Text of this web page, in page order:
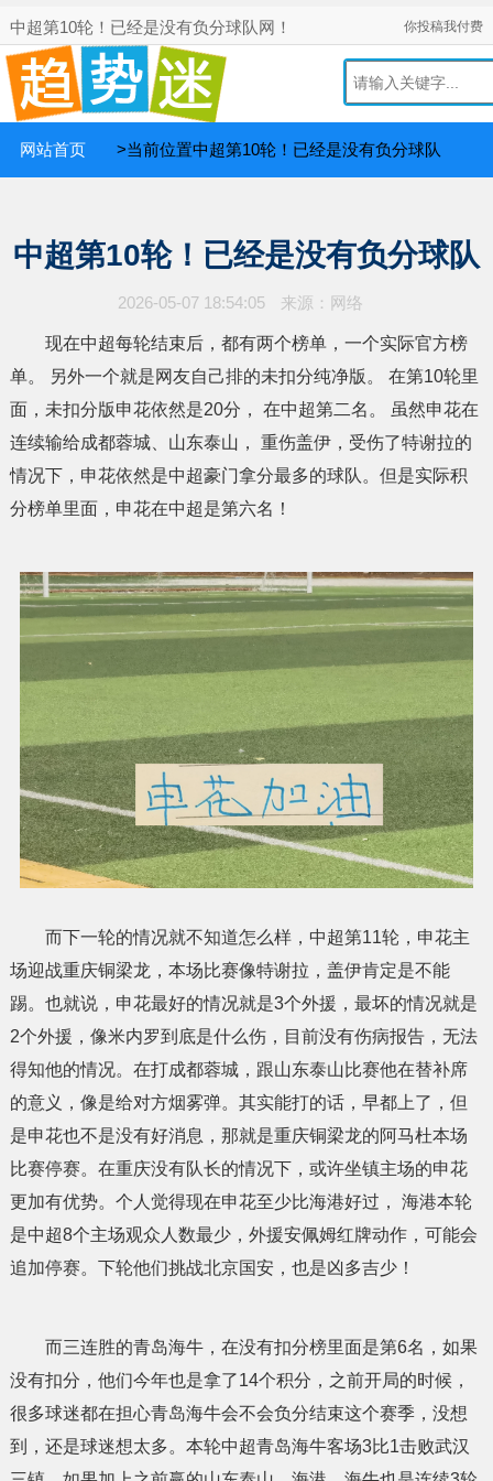
中超第10轮！已经是没有负分球队网！ 你投稿我付费
网站首页 >当前位置中超第10轮！已经是没有负分球队
中超第10轮！已经是没有负分球队
2026-05-07 18:54:05 来源：网络
现在中超每轮结束后，都有两个榜单，一个实际官方榜
单。 另外一个就是网友自己排的未扣分纯净版。 在第10轮里
面，未扣分版申花依然是20分， 在中超第二名。 虽然申花在
连续输给成都蓉城、山东泰山， 重伤盖伊，受伤了特谢拉的
情况下，申花依然是中超豪门拿分最多的球队。但是实际积
分榜单里面，申花在中超是第六名！
而下一轮的情况就不知道怎么样，中超第11轮，申花主
场迎战重庆铜梁龙，本场比赛像特谢拉，盖伊肯定是不能
踢。也就说，申花最好的情况就是3个外援，最坏的情况就是
2个外援，像米内罗到底是什么伤，目前没有伤病报告，无法
得知他的情况。在打成都蓉城，跟山东泰山比赛他在替补席
的意义，像是给对方烟雾弹。其实能打的话，早都上了，但
是申花也不是没有好消息，那就是重庆铜梁龙的阿马杜本场
比赛停赛。在重庆没有队长的情况下，或许坐镇主场的申花
更加有优势。个人觉得现在申花至少比海港好过， 海港本轮
是中超8个主场观众人数最少，外援安佩姆红牌动作，可能会
追加停赛。下轮他们挑战北京国安，也是凶多吉少！
而三连胜的青岛海牛，在没有扣分榜里面是第6名，如果
没有扣分，他们今年也是拿了14个积分，之前开局的时候，
很多球迷都在担心青岛海牛会不会负分结束这个赛季，没想
到，还是球迷想太多。本轮中超青岛海牛客场3比1击败武汉